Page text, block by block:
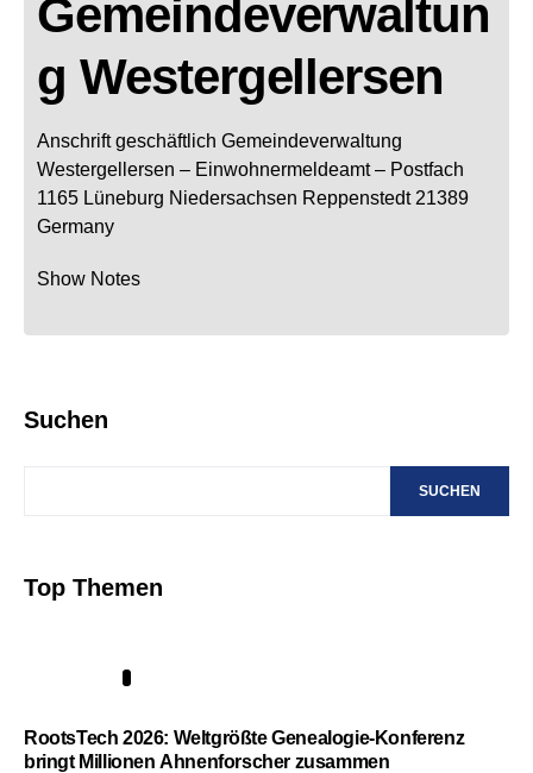
Gemeindeverwaltun
g Westergellersen
Anschrift geschäftlich Gemeindeverwaltung
Westergellersen – Einwohnermeldeamt – Postfach
1165 Lüneburg Niedersachsen Reppenstedt 21389
Germany
Show Notes
Suchen
SUCHEN
Top Themen
RootsTech 2026: Weltgrößte Genealogie-Konferenz
bringt Millionen Ahnenforscher zusammen